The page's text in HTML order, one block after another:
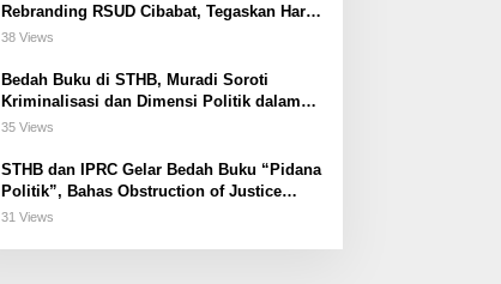
Rebranding RSUD Cibabat, Tegaskan Harus
Diikuti Reformasi Pelayanan
38 Views
Bedah Buku di STHB, Muradi Soroti
Kriminalisasi dan Dimensi Politik dalam
Penegakan Hukum
35 Views
STHB dan IPRC Gelar Bedah Buku “Pidana
Politik”, Bahas Obstruction of Justice
hingga Amnesti Presiden
31 Views